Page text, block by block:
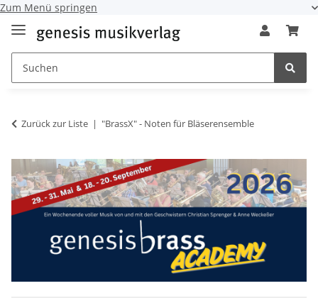
Zum Menü springen
Zurück zur Liste "BrassX" - Noten für Bläserensemble